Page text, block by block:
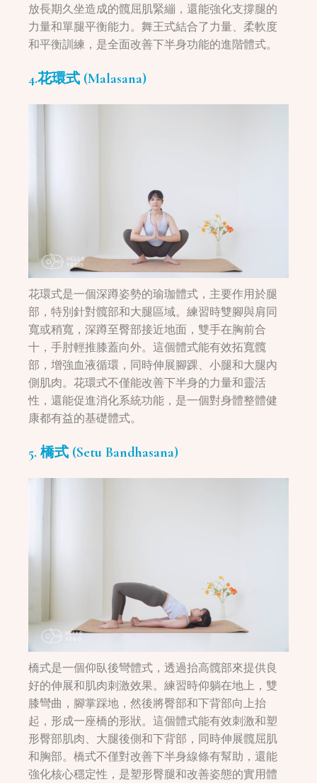
放長期久坐造成的髖屈肌緊繃，還能強化支撐腿的
力量和單腿平衡能力。舞王式結合了力量、柔軟度
和平衡訓練，是全面改善下半身功能的進階體式。
4.花環式 (Malasana)
花環式是一個深蹲姿勢的瑜珈體式，主要作用於腿
部，特別針對髖部和大腿區域。練習時雙腳與肩同
寬或稍寬，深蹲至臀部接近地面，雙手在胸前合
十，手肘輕推膝蓋向外。這個體式能有效拓寬髖
部，增強血液循環，同時伸展腳踝、小腿和大腿內
側肌肉。花環式不僅能改善下半身的力量和靈活
性，還能促進消化系統功能，是一個對身體整體健
康都有益的基礎體式。
5. 橋式 (Setu Bandhasana)
橋式是一個仰臥後彎體式，透過抬高髖部來提供良
好的伸展和肌肉刺激效果。練習時仰躺在地上，雙
膝彎曲，腳掌踩地，然後將臀部和下背部向上抬
起，形成一座橋的形狀。這個體式能有效刺激和塑
形臀部肌肉、大腿後側和下背部，同時伸展髖屈肌
和胸部。橋式不僅對改善下半身線條有幫助，還能
強化核心穩定性，是塑形臀腿和改善姿態的實用體